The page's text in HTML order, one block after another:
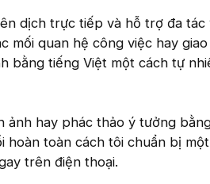
dịch trực tiếp và hỗ trợ đa tác
mối quan hệ công việc hay
bằng tiếng Việt một cách tự
ảnh hay phác thảo ý tưởng
hoàn toàn cách tôi chuẩn bị
trên điện thoại.